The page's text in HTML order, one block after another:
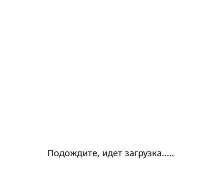
Подождите, идет загрузка.....